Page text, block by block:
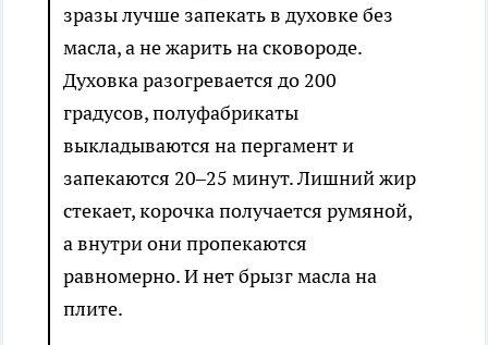
зразы лучше запекать в духовке без
масла, а не жарить на сковороде.
Духовка разогревается до 200
градусов, полуфабрикаты
выкладываются на пергамент и
запекаются 20–25 минут. Лишний жир
стекает, корочка получается румяной,
а внутри они пропекаются
равномерно. И нет брызг масла на
плите.